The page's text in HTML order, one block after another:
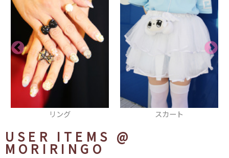
スカート 厚底スニーカー
USER ITEMS @
MORIRINGO